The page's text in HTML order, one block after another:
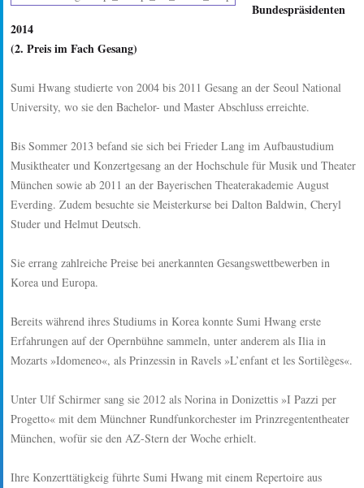
Bundespräsidenten
2014
(2. Preis im Fach Gesang)
Sumi Hwang studierte von 2004 bis 2011 Gesang an der Seoul National
University, wo sie den Bachelor- und Master Abschluss erreichte.
Bis Sommer 2013 befand sie sich bei Frieder Lang im Aufbaustudium
Musiktheater und Konzertgesang an der Hochschule für Musik und Theater
München sowie ab 2011 an der Bayerischen Theaterakademie August
Everding. Zudem besuchte sie Meisterkurse bei Dalton Baldwin, Cheryl
Studer und Helmut Deutsch.
Sie errang zahlreiche Preise bei anerkannten Gesangswettbewerben in
Korea und Europa.
Bereits während ihres Studiums in Korea konnte Sumi Hwang erste
Erfahrungen auf der Opernbühne sammeln, unter anderem als Ilia in
Mozarts »Idomeneo«, als Prinzessin in Ravels »L’enfant et les Sortilèges«.
Unter Ulf Schirmer sang sie 2012 als Norina in Donizettis »I Pazzi per
Progetto« mit dem Münchner Rundfunkorchester im Prinzregententheater
München, wofür sie den AZ-Stern der Woche erhielt.
Ihre Konzerttätigkeig führte Sumi Hwang mit einem Repertoire aus